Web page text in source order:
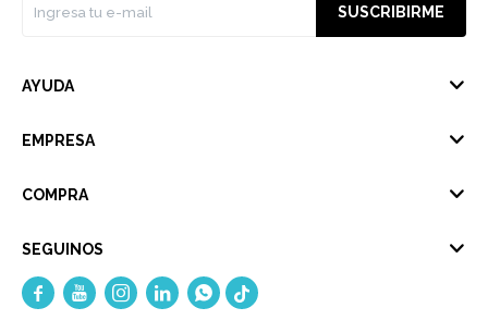
SUSCRIBIRME
AYUDA
EMPRESA
COMPRA
SEGUINOS
    